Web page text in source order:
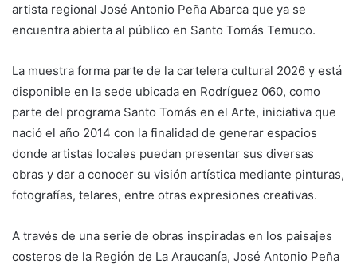
artista regional José Antonio Peña Abarca que ya se
encuentra abierta al público en Santo Tomás Temuco.
La muestra forma parte de la cartelera cultural 2026 y está
disponible en la sede ubicada en Rodríguez 060, como
parte del programa Santo Tomás en el Arte, iniciativa que
nació el año 2014 con la finalidad de generar espacios
donde artistas locales puedan presentar sus diversas
obras y dar a conocer su visión artística mediante pinturas,
fotografías, telares, entre otras expresiones creativas.
A través de una serie de obras inspiradas en los paisajes
costeros de la Región de La Araucanía, José Antonio Peña